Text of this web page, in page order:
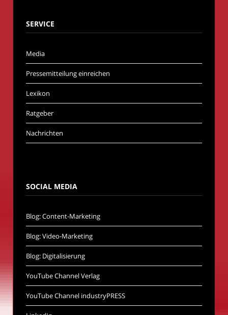
SERVICE
Media
Pressemitteilung einreichen
Lexikon
Ratgeber
Nachrichten
SOCIAL MEDIA
Blog: Content-Marketing
Blog: Video-Marketing
Blog: Digitalisierung
YouTube Channel Verlag
YouTube Channel industryPRESS